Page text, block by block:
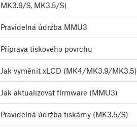
MK3.9/S, MK3.5/S)
Pravidelná údržba MMU3
Příprava tiskového povrchu
Jak vyměnit xLCD (MK4/MK3.9/MK3.5)
Jak aktualizovat firmware (MMU3)
Pravidelná údržba tiskárny (MK3.5/S)